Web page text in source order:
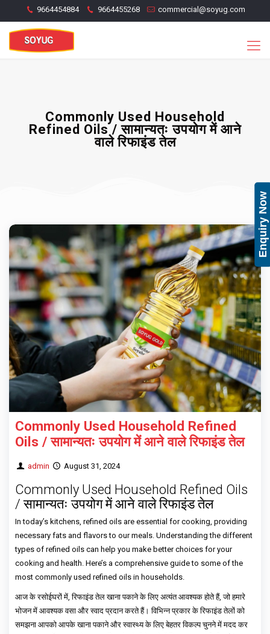
9664454884 9664455268 commercial@soyug.com
Commonly Used Household
Refined Oils / सामान्यतः उपयोग में आने
वाले रिफाइंड तेल
Commonly Used Household Refined
Oils / सामान्यतः उपयोग में आने वाले रिफाइंड तेल
admin August 31, 2024
Commonly Used Household Refined Oils
/ सामान्यतः उपयोग में आने वाले रिफाइंड तेल
In today’s kitchens, refined oils are essential for cooking, providing
necessary fats and flavors to our meals. Understanding the different
types of refined oils can help you make better choices for your
cooking and health. Here’s a comprehensive guide to some of the
most commonly used refined oils in households.
आज के रसोईघरों में, रिफाइंड तेल खाना पकाने के लिए अत्यंत आवश्यक होते हैं, जो हमारे
भोजन में आवश्यक वसा और स्वाद प्रदान करते हैं। विभिन्न प्रकार के रिफाइंड तेलों को
समझना आपको आपके खाना पकाने और स्वास्थ्य के लिए बेहतर विकल्प चुनने में मदद कर
Enquiry Now